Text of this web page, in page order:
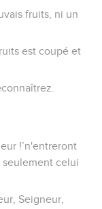
fruits, ni un
est coupé et
!’n'entreront
seulement celui
Seigneur,